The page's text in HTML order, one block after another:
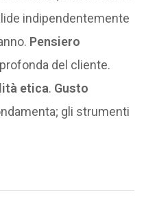
indipendentemente
Pensiero
del cliente.
etica. Gusto
gli strumenti